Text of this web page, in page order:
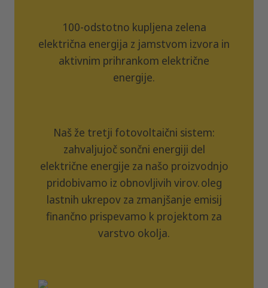
100-odstotno kupljena zelena
električna energija z jamstvom izvora in
aktivnim prihrankom električne
energije.
Naš že tretji fotovoltaični sistem:
zahvaljujoč sončni energiji del
električne energije za našo proizvodnjo
pridobivamo iz obnovljivih virov. oleg
lastnih ukrepov za zmanjšanje emisij
finančno prispevamo k projektom za
varstvo okolja.